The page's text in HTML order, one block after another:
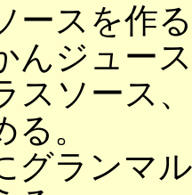
ースを作
ジュー
ソース
。
ランマ